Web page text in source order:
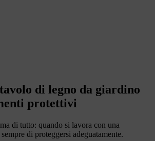
di legno da giardino
protettivi
di tutto: quando si lavora con una
di proteggersi adeguatamente.